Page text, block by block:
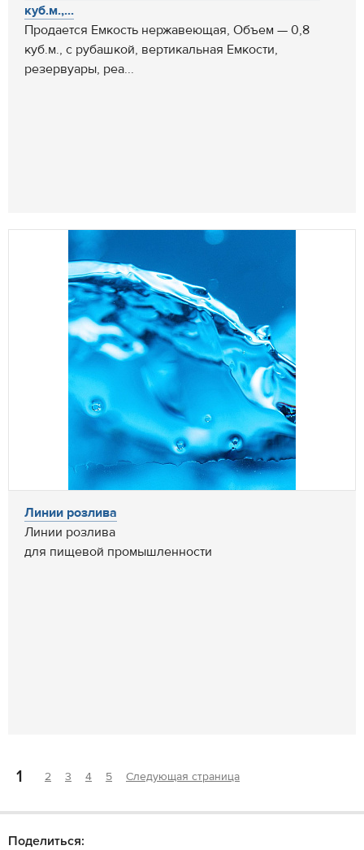
куб.м.,...
Продается Емкость нержавеющая, Объем — 0,8
куб.м., с рубашкой, вертикальная Емкости,
резервуары, реа...
Линии розлива
Линии розлива
для пищевой промышленности
1 2 3 4 5 Следующая страница
Поделиться: